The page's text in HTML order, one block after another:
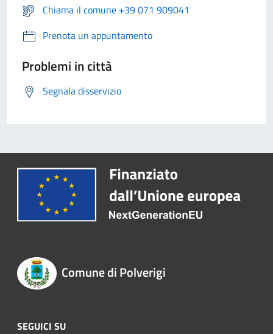
Chiama il comune +39 071 909041
Prenota un appuntamento
Problemi in città
Segnala disservizio
Comune di Polverigi
SEGUICI SU